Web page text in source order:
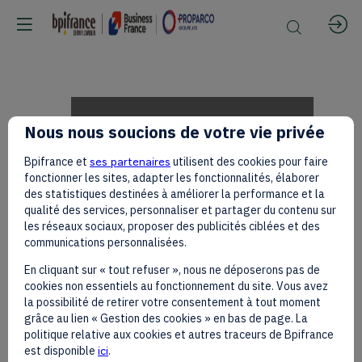
Laure
RUSSIER
-
BÈCLE
Nous nous soucions de votre vie privée
Bpifrance et ses partenaires utilisent des cookies pour faire
fonctionner les sites, adapter les fonctionnalités, élaborer
des statistiques destinées à améliorer la performance et la
qualité des services, personnaliser et partager du contenu sur
les réseaux sociaux, proposer des publicités ciblées et des
communications personnalisées.
En cliquant sur « tout refuser », nous ne déposerons pas de
cookies non essentiels au fonctionnement du site. Vous avez
la possibilité de retirer votre consentement à tout moment
grâce au lien « Gestion des cookies » en bas de page. La
politique relative aux cookies et autres traceurs de Bpifrance
est disponible ici.